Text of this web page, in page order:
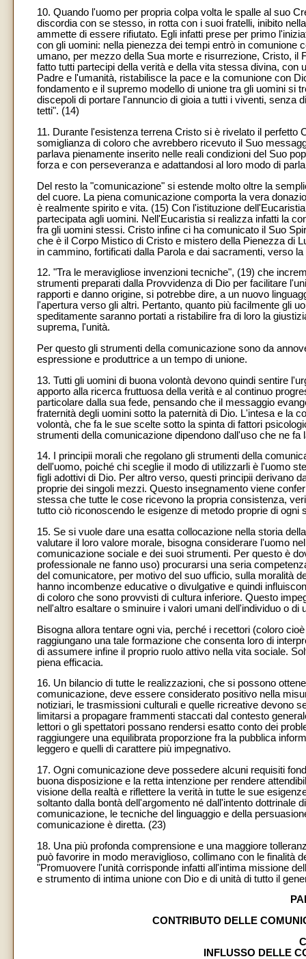
10. Quando l'uomo per propria colpa volta le spalle al suo
discordia con se stesso, in rotta con i suoi fratelli, inibito
ammette di essere rifiutato. Egli infatti prese per primo
con gli uomini: nella pienezza dei tempi entrò in comunione
umano, per mezzo della Sua morte e risurrezione, Cristo, il
fatto tutti partecipi della verità e della vita stessa divina,
Padre e l'umanità, ristabilisce la pace e la comunione con
fondamento e il supremo modello di unione tra gli uomini si
discepoli di portare l'annuncio di gioia a tutti i viventi, senza
tetti". (14)
11. Durante l'esistenza terrena Cristo si è rivelato il
somiglianza di coloro che avrebbero ricevuto il Suo
parlava pienamente inserito nelle reali condizioni del Suo
forza e con perseveranza e adattandosi al loro modo di
Del resto la "comunicazione" si estende molto oltre la
del cuore. La piena comunicazione comporta la vera
è realmente spirito e vita. (15) Con l'istituzione
partecipata agli uomini. Nell'Eucaristia si realizza infatti la
fra gli uomini stessi. Cristo infine ci ha comunicato il Suo
che è il Corpo Mistico di Cristo e mistero della Pienezza di
in cammino, fortificati dalla Parola e dai sacramenti, verso
12. "Tra le meravigliose invenzioni tecniche", (19) che
strumenti preparati dalla Provvidenza di Dio per facilitare
rapporti e danno origine, si potrebbe dire, a un nuovo
l'apertura verso gli altri. Pertanto, quanto più facilmente gli
speditamente saranno portati a ristabilire fra di loro la
suprema, l'unità.
Per questo gli strumenti della comunicazione sono da
espressione e produttrice a un tempo di unione.
13. Tutti gli uomini di buona volontà devono quindi sentire
apporto alla ricerca fruttuosa della verità e al continuo
particolare dalla sua fede, pensando che il messaggio
fraternità degli uomini sotto la paternità di Dio. L'intesa e la
volontà, che fa le sue scelte sotto la spinta di fattori
strumenti della comunicazione dipendono dall'uso che ne fa
14. I principii morali che regolano gli strumenti della
dell'uomo, poiché chi sceglie il modo di utilizzarli è l'uomo
figli adottivi di Dio. Per altro verso, questi principii derivano
proprie dei singoli mezzi. Questo insegnamento viene
stessa che tutte le cose ricevono la propria consistenza,
tutto ciò riconoscendo le esigenze di metodo proprie di ogni
15. Se si vuole dare una esatta collocazione nella storia
valutare il loro valore morale, bisogna considerare l'uomo
comunicazione sociale e dei suoi strumenti. Per questo è
professionale ne fanno uso) procurarsi una seria
del comunicatore, per motivo del suo ufficio, sulla moralità
hanno incombenze educative o divulgative e quindi
di coloro che sono provvisti di cultura inferiore. Questo
nell'altro esaltare o sminuire i valori umani dell'individuo o di
Bisogna allora tentare ogni via, perché i recettori (coloro
raggiungano una tale formazione che consenta loro di
di assumere infine il proprio ruolo attivo nella vita sociale.
piena efficacia.
16. Un bilancio di tutte le realizzazioni, che si possono
comunicazione, deve essere considerato positivo nella
notiziari, le trasmissioni culturali e quelle ricreative devono
limitarsi a propagare frammenti staccati dal contesto
lettori o gli spettatori possano rendersi esatto conto dei
raggiungere una equilibrata proporzione fra la pubblica
leggero e quelli di carattere più impegnativo.
17. Ogni comunicazione deve possedere alcuni requisiti
buona disposizione e la retta intenzione per rendere
visione della realtà e riflettere la verità in tutte le sue
soltanto dalla bontà dell'argomento né dall'intento dottrinale
comunicazione, le tecniche del linguaggio e della
comunicazione è diretta. (23)
18. Una più profonda comprensione e una maggiore
può favorire in modo meraviglioso, collimano con le finalità
"Promuovere l'unità corrisponde infatti all'intima missione
e strumento di intima unione con Dio e di unità di tutto il
CONTRIBUTO DELLE
INFLUSSO DELLE